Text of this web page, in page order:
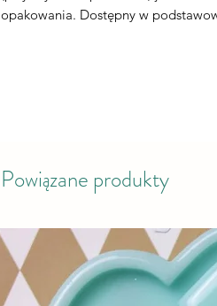
opakowania. Dostępny w
Powiązane produkty